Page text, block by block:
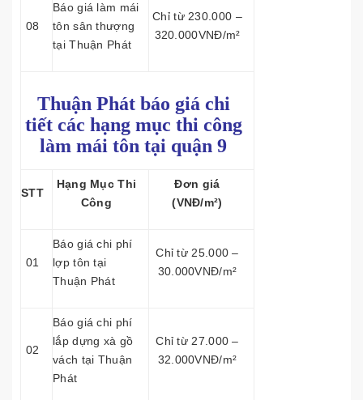
08
Báo giá làm mái
tôn sân thượng
tại Thuận Phát
Chỉ từ 230.000 –
320.000VNĐ/m²
Thuận Phát báo giá chi
tiết các hạng mục thi công
làm mái tôn tại quận 9
STT
Hạng Mục Thi
Công
Đơn giá
(VNĐ/m²)
01
Báo giá chi phí
lợp tôn tại
Thuận Phát
Chỉ từ 25.000 –
30.000VNĐ/m²
02
Báo giá chi phí
lắp dựng xà gồ
vách tại Thuận
Phát
Chỉ từ 27.000 –
32.000VNĐ/m²